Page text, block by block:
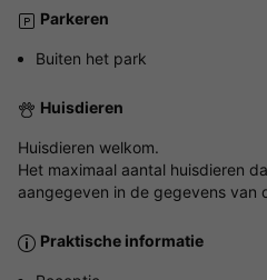
Parkeren
Buiten het park
Huisdieren
Huisdieren welkom.
Het maximaal aantal huisdieren
aangegeven in de gegevens van
Praktische informatie